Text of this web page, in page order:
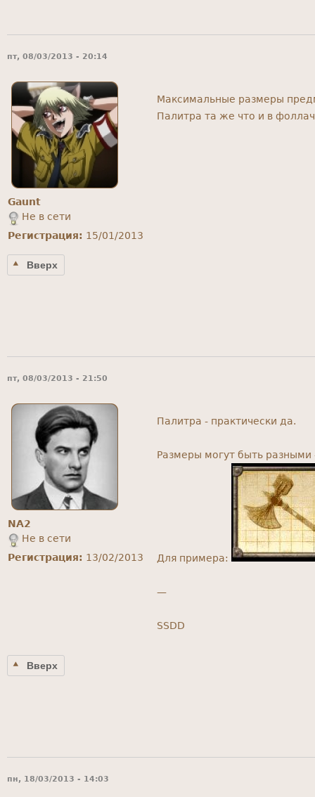
пт, 08/03/2013 - 20:14
Gaunt
Не в сети
Регистрация: 15/01/2013
Максимальные размеры
Палитра та же что и в
Вверх
пт, 08/03/2013 - 21:50
NA2
Не в сети
Регистрация: 13/02/2013
Палитра - практически да.
Размеры могут быть разными
Для примера:
—
SSDD
Вверх
пн, 18/03/2013 - 14:03